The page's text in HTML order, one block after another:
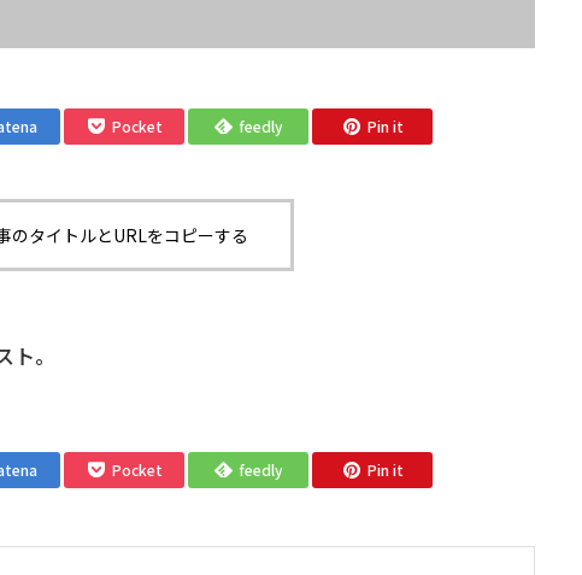
Pocket feedly Pin it
のタイトルとURLをコピーする
。
Pocket feedly Pin it